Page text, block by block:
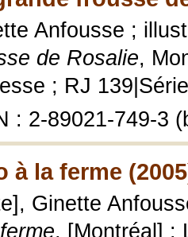
Anfousse ;
de Rosalie,
; RJ
: 2-89021-749-3
à la ferme
Ginette
, [Montréal] :